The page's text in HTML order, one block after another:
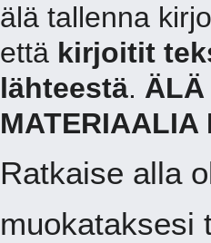
älä tallenna
että kirjoitit
lähteestä. ÄLÄ
MATERIAALIA
Ratkaise alla
muokataksesi